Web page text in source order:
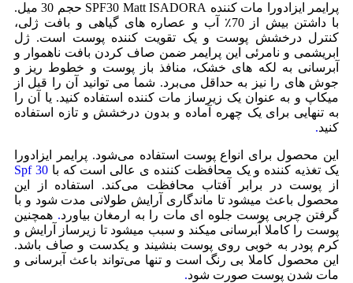
پرایمر ایزادورا مات کننده SPF30 Matt ISADORA حجم 30 میل.
با داشتن بیش از 70٪ آب و عصاره های گیاهی و بافت ژلی،
کنترل درخشش پوست و یک تقویت کننده پوست است. ژل
ابریشمی و نامرئی این پرایمر ضمن صاف کردن بافت ناهموار و
آبرسانی به لکه های خشک، منافذ باز پوست و خطوط ریز و
جوش های را نیز به حداقل می‌برد. شما می توانید آن را قبل از
میکاپ و به عنوان یک زیرساز مات کننده استفاده کنید. یا آن را
به تنهایی برای یک چهره آماده و بدون درخشش و تازه استفاده
کنید.
این محصول برای انواع پوست استفاده می‌شود. پرایمر ایزادورا
یک تغذیه کننده و یک محافظت کننده ی عالی است که باSpf 30
از پوست در برابر آفتاب محافظت می‌کند. استفاده از این
محصول باعث میشود تا ماندگاری آرایش طولانی مدت شود و با
گرفتن چربی پوست جلوه ای مات را به ارمغان بیاورد. همچنین
پوست را کاملا آبرسانی میکند و سبب میشود تا زیرساز آرایش و
کرم پودر به خوبی روی پوست بنشیند و یکدست و صاف باشد.
این محصول کاملا بی رنگ است و تنها می‌تواند باعث آبرسانی و
مات شدن پوست صورت شود.